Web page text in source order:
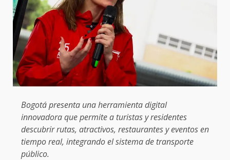
Bogotá presenta una herramienta digital
innovadora que permite a turistas y residentes
descubrir rutas, atractivos, restaurantes y eventos en
tiempo real, integrando el sistema de transporte
público.